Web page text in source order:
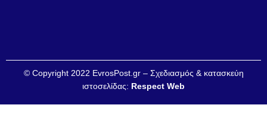
© Copyright 2022 EvrosPost.gr – Σχεδιασμός & κατασκεύη
ιστοσελίδας: Respect Web